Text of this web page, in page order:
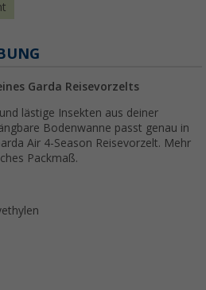
Garda Reisevorzelts
lästige Insekten aus deiner
Bodenwanne passt genau in
Air 4-Season Reisevorzelt. Mehr
Packmaß.